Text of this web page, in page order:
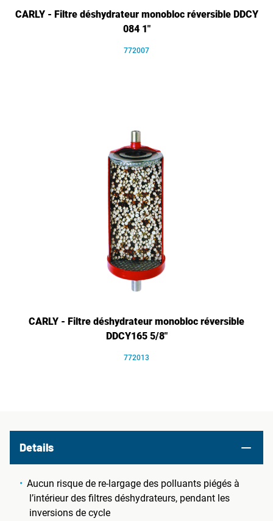
CARLY - Filtre déshydrateur monobloc réversible DDCY
084 1"
772007
CARLY - Filtre déshydrateur monobloc réversible
DDCY165 5/8"
772013
Details
Aucun risque de re-largage des polluants piégés à
l’intérieur des filtres déshydrateurs, pendant les
inversions de cycle